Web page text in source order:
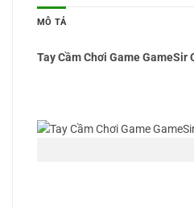
MÔ TẢ
Tay Cầm Chơi Game GameSir